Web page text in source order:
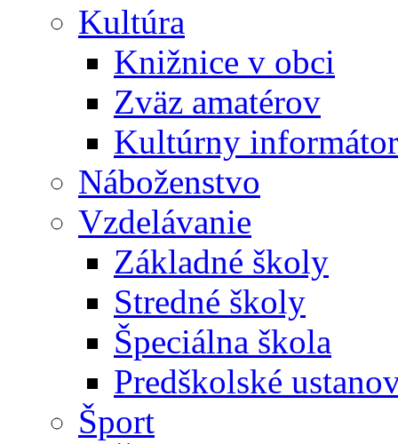
Kultúra
Knižnice v obci
Zväz amatérov
Kultúrny informátor
Náboženstvo
Vzdelávanie
Základné školy
Stredné školy
Špeciálna škola
Predškolské
Šport